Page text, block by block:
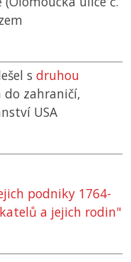
s druhou
do zahraničí,
USA
podniky 1764-
a jejich rodin"